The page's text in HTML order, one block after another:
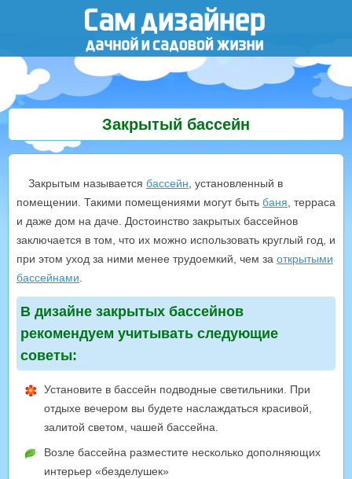
Закрытый бассейн
Закрытым называется бассейн , установленный в
помещении. Такими помещениями могут быть баня , терраса
и даже дом на даче. Достоинство закрытых бассейнов
заключается в том, что их можно использовать круглый год, и
при этом уход за ними менее трудоемкий, чем за открытыми
бассейнами
В дизайне закрытых бассейнов
рекомендуем учитывать следующие
советы:
Установите в бассейн подводные светильники. При
отдыхе вечером вы будете наслаждаться красивой,
залитой светом, чашей бассейна.
Возле бассейна разместите несколько дополняющих
интерьер «безделушек»